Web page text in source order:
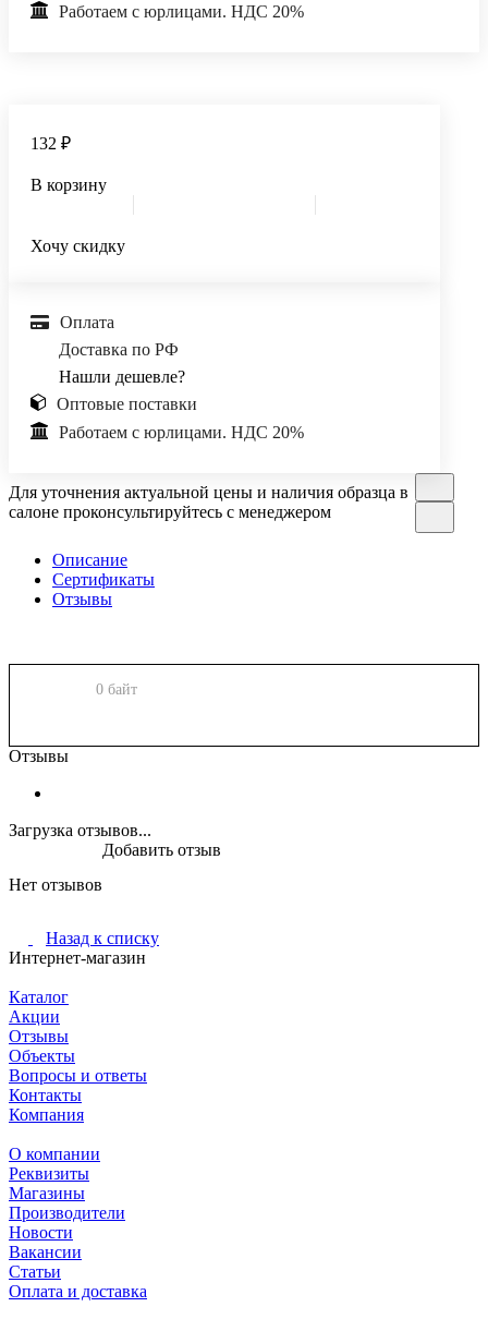
Работаем с юрлицами. НДС 20%
132 ₽
В корзину
Хочу скидку
Оплата
Доставка по РФ
Нашли дешевле?
Оптовые поставки
Работаем с юрлицами. НДС 20%
Для уточнения актуальной цены и наличия образца в
салоне проконсультируйтесь с менеджером
Описание
Сертификаты
Отзывы
0 байт
Отзывы
Загрузка отзывов...
Нет отзывов
Добавить отзыв
Назад к списку
Интернет-магазин
Каталог
Акции
Отзывы
Объекты
Вопросы и ответы
Контакты
Компания
О компании
Реквизиты
Магазины
Производители
Новости
Вакансии
Статьи
Оплата и доставка